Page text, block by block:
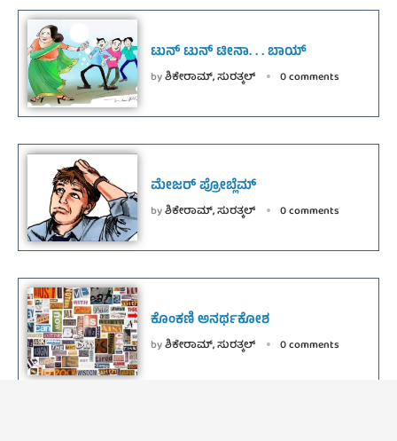
ಟುನ್ ಟುನ್ ಟೀನಾ. . . ಬಾಯ್
byಶಿಕೇರಾಮ್, ಸುರತ್ಕಲ್ 0 comments
ಮೇಜರ್ ಪ್ರೋಬ್ಲೆಮ್
byಶಿಕೇರಾಮ್, ಸುರತ್ಕಲ್ 0 comments
ಕೊಂಕಣಿ ಅನರ್ಥಕೋಶ
byಶಿಕೇರಾಮ್, ಸುರತ್ಕಲ್ 0 comments